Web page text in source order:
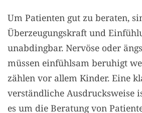
Um Patienten gut zu beraten,
Überzeugungskraft und
unabdingbar. Nervöse oder
müssen einfühlsam beruhigt
zählen vor allem Kinder. Eine
verständliche Ausdrucksweise
es um die Beratung von